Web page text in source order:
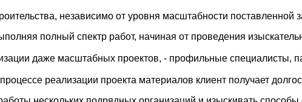
независимо от уровня масштабности поставленной
полный спектр работ, начиная от проведения
даже масштабных проектов, - профильные специалисты,
реализации проекта материалов клиент получает